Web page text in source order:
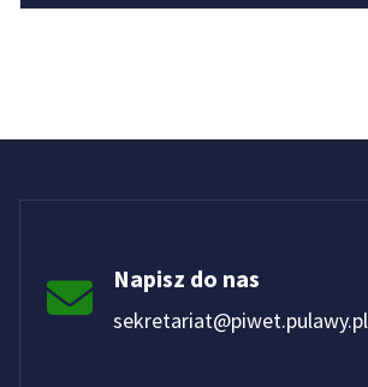
Napisz do nas
sekretariat@piwet.pulawy.pl